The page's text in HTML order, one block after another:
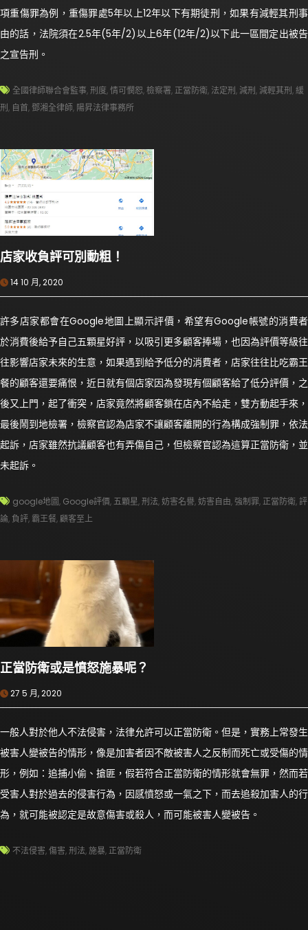
項重傷罪為例，重傷罪處5年以上12年以下有期徒刑，如果有減輕其刑事
由的話，法院須在2.5年(5年/2)以上6年(12年/2)以下此一區間定出被告
之宣告刑。
全國律師聯合會監事,刑度,情可憫恕,檢察署,正當防衛, 法定刑, 減刑, 減輕其刑,緩
刑, 自首, 鄧湘全律師, 陽昇法律事務所
店家收負評可別動粗！
14 10 月, 2020
許多店家都會在Google地圖上顯示評價，希望有Google帳號的消費者
於消費後給予自己五顆星好評，以吸引更多顧客捧場，也因為評價等級往
往影響店家未來的生意，如果遇到給予低分的消費者，店家往往比吃霸王
餐的顧客還要痛恨，近日就有個店家因為發現有個顧客給了低分評價，之
後又上門，起了衝突，店家竟然將顧客鎖在店內不給走，雙方動起手來，
最後鬧到地檢署，檢察官認為店家不讓顧客離開的行為構成強制罪，依法
起訴，店家雖然抗議顧客也有弄傷自己，但檢察官認為這算正當防衛，並
未起訴。
google地圖, Google評價,五顆星,刑法,妨害名譽,妨害自由,強制罪,正當防衛,評
論, 負評, 霸王餐,顧客至上
正當防衛或是憤怒施暴呢？
27 5 月, 2020
一般人對於他人不法侵害，法律允許可以正當防衛。但是，實務上常發生
被害人變被告的情形，像是加害者因不敵被害人之反制而死亡或受傷的情
形，例如：追捕小偷、搶匪，假若符合正當防衛的情形就會無罪，然而若
受害人對於過去的侵害行為，因感憤怒或一氣之下，而去追殺加害人的行
為，就可能被認定是故意傷害或殺人，而可能被害人變被告。
不法侵害,傷害,刑法,施暴,正當防衛